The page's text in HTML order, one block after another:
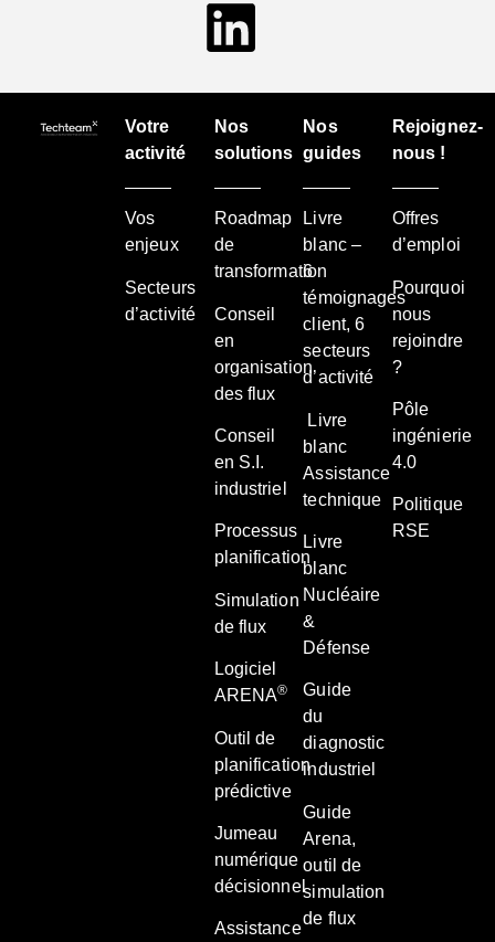
Votre
activité
Vos
enjeux
Secteurs
d’activité
Nos
solutions
Roadmap
de
transformation
Conseil
en
organisation
des flux
Conseil
en S.I.
industriel
Processus
planification
Simulation
de flux
Logiciel
ARENA®
Outil de
planification
prédictive
Jumeau
numérique
décisionnel
Assistance
Nos
guides
Livre
blanc –
6
témoignages
client, 6
secteurs
d’activité
Livre
blanc
Assistance
technique
Livre
blanc
Nucléaire
&
Défense
Guide
du
diagnostic
industriel
Guide
Arena,
outil de
simulation
de flux
Rejoignez-
nous !
Offres
d’emploi
Pourquoi
nous
rejoindre
?
Pôle
ingénierie
4.0
Politique
RSE